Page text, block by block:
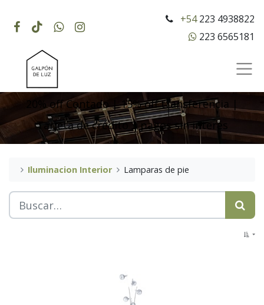
+54223 4938822
223 6565181
20% off Contado | 15% off transferencia |
Tarjeta de crédito 3 pagos sin interés
Iluminacion Interior Lamparas de pie